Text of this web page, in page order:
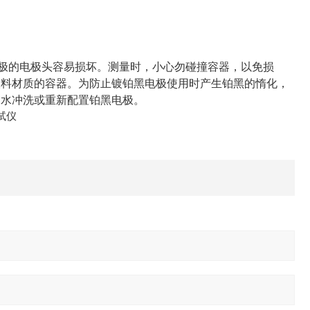
的电极头容易损坏。测量时，小心勿碰撞容器，以免损
材质的容器。为防止镀铂黑电极使用时产生铂黑的惰化，
冲洗或重新配置铂黑电极。